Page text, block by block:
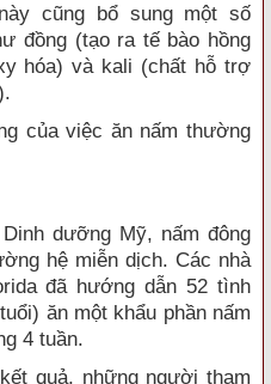
cũng bổ sung một số
đồng (tạo ra tế bào hồng
hóa) và kali (chất hỗ trợ
của việc ăn nấm thường
dưỡng Mỹ, nấm đông
hệ miễn dịch. Các nhà
đã hướng dẫn 52 tình
ăn một khẩu phần nấm
4 tuần.
quả, những người tham